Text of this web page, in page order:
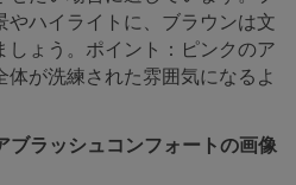
やハイライトに、ブラウンは文
ょう。ポイント：ピンクのア
が洗練された雰囲気になるよ
ラッシュコンフォートの画像